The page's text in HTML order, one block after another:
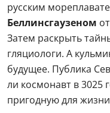
русским
Беллинсгаузеном
Затем раскрыть
гляциологи. А
будущее. Публика
ли космонавт в 3025
пригодную для